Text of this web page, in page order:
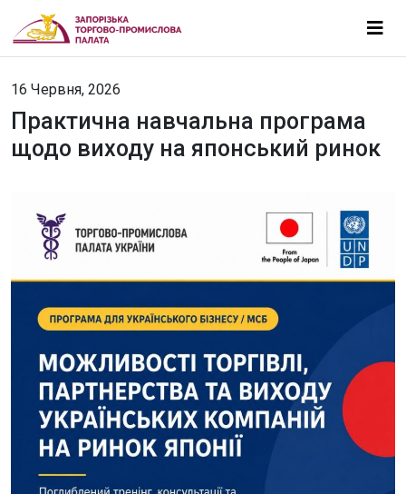
16 Червня, 2026
Практична навчальна програма
щодо виходу на японський ринок